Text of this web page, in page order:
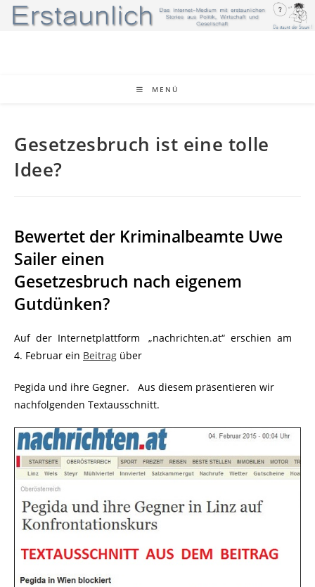
Zum
Inhalt
MENÜ
Gesetzesbruch ist eine tolle
Idee?
Bewertet der Kriminalbeamte Uwe
Sailer einen
Gesetzesbruch nach eigenem
Gutdünken?
Auf der Internetplattform „nachrichten.at“ erschien am
4. Februar ein Beitrag über
Pegida und ihre Gegner. Aus diesem präsentieren wir
nachfolgenden Textausschnitt.